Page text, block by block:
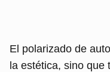
El polarizado de
la estética, sino que